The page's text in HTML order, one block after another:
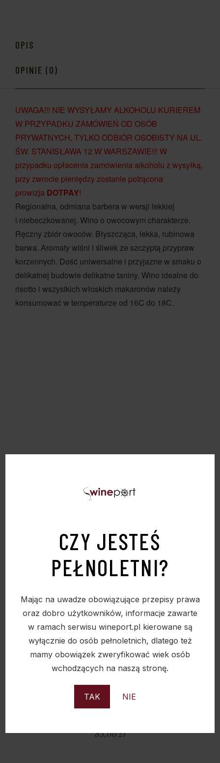
CZY JESTEŚ
PEŁNOLETNI?
Mając na uwadze obowiązujące przepisy prawa
oraz dobro użytkowników, informacje zawarte
w ramach serwisu wineport.pl kierowane są
wyłącznie do osób pełnoletnich, dlatego też
mamy obowiązek zweryfikować wiek osób
wchodzących na naszą stronę.
TAK NIE
OPIS
OPINIE (0)
UWAGA!!! NIE WYSYŁAMY ALKOHOLU KURIEREM
W PRZYPADKU ZAMÓWIEŃ OD OSÓB
PRYWATNYCH, TYLKO ODBIÓR OSOBISTY NA UL.
ŚW. STANISŁAWA 12 W WARSZAWIE!!! W
przypadku opłacenia zamówienia alkoholu z wysyłką,
przy zwrocie pieniędzy zostanie potrącona
prowizja DOTPAY!
Regionalna, odmiana barbera w wersji lekkiej
i niebeczkowanej. Wino o owocowym charakterze.
Ręczny zbiór owoców. Błyszcząca, lekka, rubinowa
barwa. Aromaty wiśni i śliwek ze szczyptą przypraw
korzennych. Dość uniwersalne i przyjazne w smaku o
delikatnej budowie delikatne taniny. Wino idealne do
risotto i wszystkich włoskich makaronów należy
konsumować w temperaturze od 16C do 18C.
BATASIOLO GAVI DEL COMUNE DI GAVI,
83,00zł